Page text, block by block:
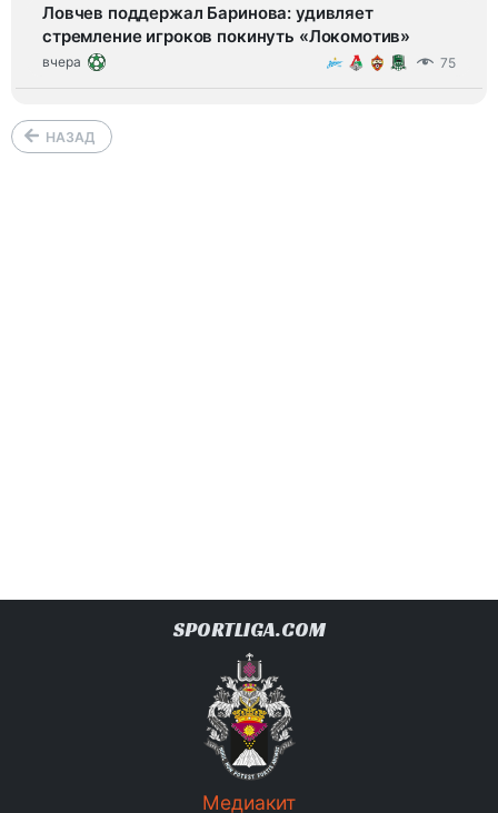
Ловчев поддержал Баринова: удивляет
стремление игроков покинуть «Локомотив»
вчера 75
НАЗАД
SPORTLIGA.COM
Медиакит